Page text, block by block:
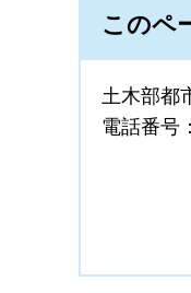
このペ
土木部都
電話番号